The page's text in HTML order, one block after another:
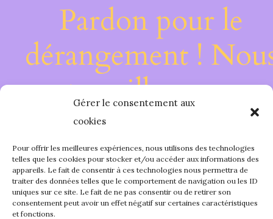
Gérer le consentement aux
cookies
Pour offrir les meilleures expériences, nous utilisons des technologies
telles que les cookies pour stocker et/ou accéder aux informations des
appareils. Le fait de consentir à ces technologies nous permettra de
traiter des données telles que le comportement de navigation ou les ID
uniques sur ce site. Le fait de ne pas consentir ou de retirer son
consentement peut avoir un effet négatif sur certaines caractéristiques
et fonctions.
Pardon pour le
dérangement !
travaillons sur
quelque chose de
fantastique –
bientôt !